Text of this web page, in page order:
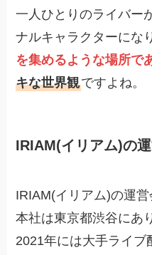
一人ひとりのライバー
ナルキャラクターにな
を集めるような場所で
キな世界観ですよね。
IRIAM(イリアム)の
IRIAM(イリアム)の運営
本社は東京都渋谷にあ
2021年には大手ライブ